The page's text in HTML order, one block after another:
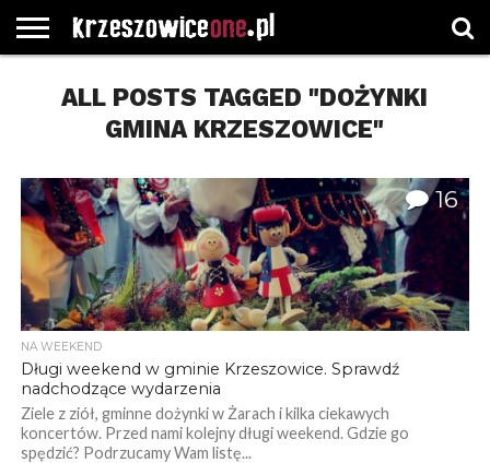
GŁÓWNA
WYBORY
SAMORZĄDOWE
WYBIERZ
KATEGORIE
ROZKŁADY
JAZDY
GREGORCZYK
WATCH
KONTAKT
ALL POSTS TAGGED "DOŻYNKI
GMINA KRZESZOWICE"
16
NA WEEKEND
Długi weekend w gminie Krzeszowice. Sprawdź
nadchodzące wydarzenia
Ziele z ziół, gminne dożynki w Żarach i kilka ciekawych
koncertów. Przed nami kolejny długi weekend. Gdzie go
spędzić? Podrzucamy Wam listę...